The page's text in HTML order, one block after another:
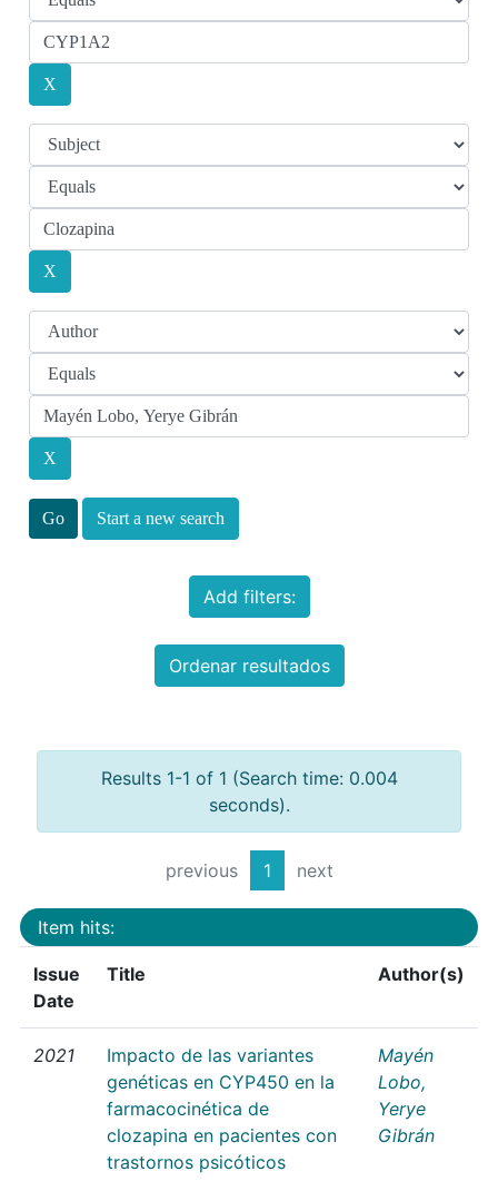
Start a new search
Add filters:
Ordenar resultados
Results 1-1 of 1 (Search time: 0.004
seconds).
previous 1 next
Item hits:
Issue
Date
Title Author(s)
2021
Impacto de las variantes
genéticas en CYP450 en la
farmacocinética de
clozapina en pacientes con
trastornos psicóticos
Mayén
Lobo,
Yerye
Gibrán